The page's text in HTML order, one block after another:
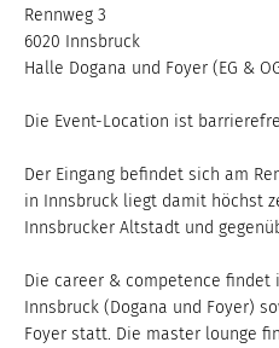
Rennweg 3
6020 Innsbruck
Halle Dogana und Foyer (EG &
Die Event-Location ist
Der Eingang befindet sich am
in Innsbruck liegt damit höchst
Innsbrucker Altstadt und
Die career & competence findet
Innsbruck (Dogana und Foyer)
Foyer statt. Die master lounge